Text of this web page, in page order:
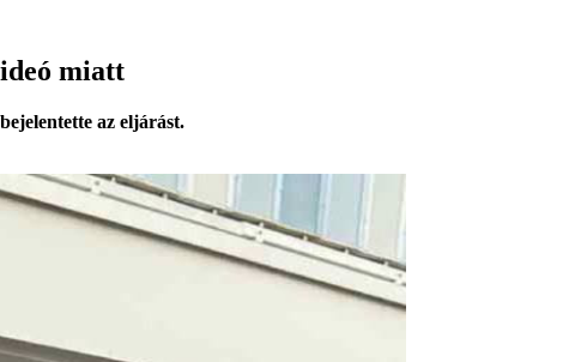
miatt
az eljárást.